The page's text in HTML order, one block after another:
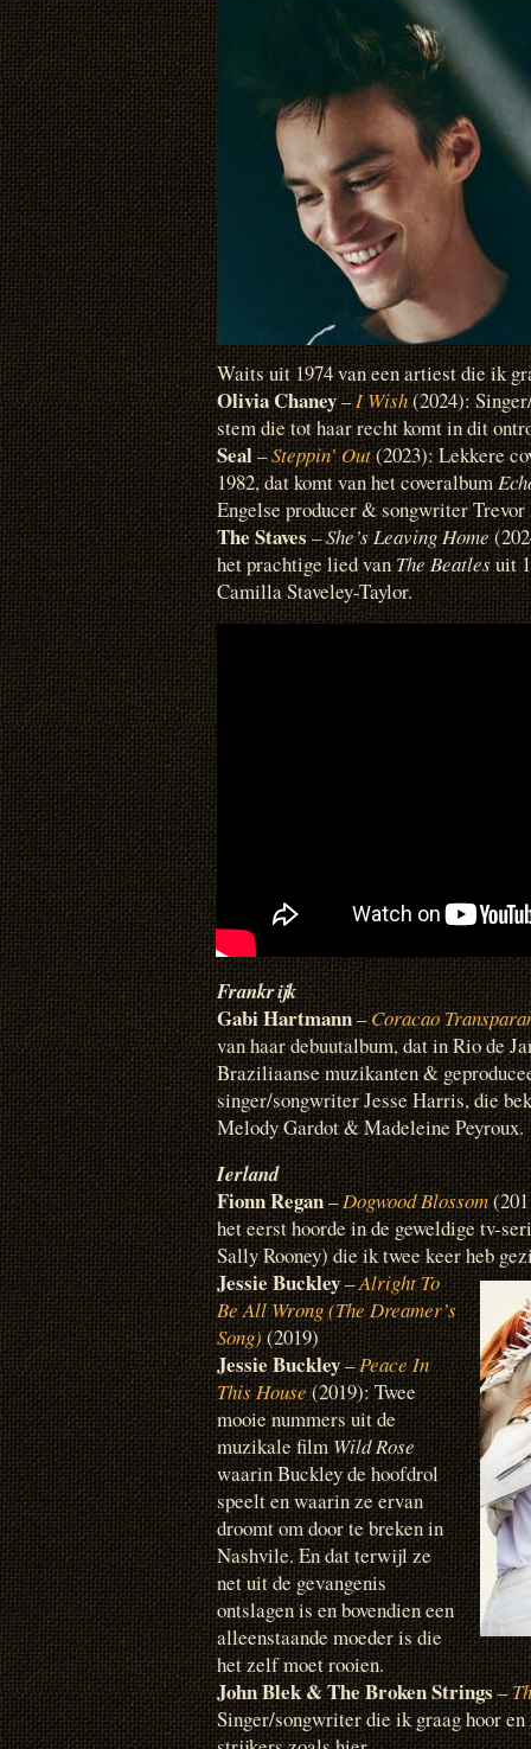
Waits uit 1974 van een artiest die ik
Olivia Chaney–I Wish(2024):
stem die tot haar recht komt in dit
Seal–Steppin’ Out(2023): Lekkere
1982, dat komt van het coveralbum
Engelse producer & songwriter Trevor
The Staves–She’s Leaving Home
het prachtige lied vanThe Beatlesuit
Camilla Staveley-Taylor.
Frankrijk
Gabi Hartmann–Coracao
van haar debuutalbum, dat in Rio de
Braziliaanse muzikanten &
singer/songwriter Jesse Harris, die
Melody Gardot & Madeleine Peyroux.
Ierland
Fionn Regan–Dogwood Blossom
het eerst hoorde in de geweldige tv-
Sally Rooney) die ik twee keer heb
Jessie Buckley–Alright To
Be All Wrong (The Dreamer’s
Song)(2019)
Jessie Buckley–Peace In
This House(2019): Twee
mooie nummers uit de
muzikale filmWild Rose
waarin Buckley de hoofdrol
speelt en waarin ze ervan
droomt om door te breken in
Nashvile. En dat terwijl ze
net uit de gevangenis
ontslagen is en bovendien een
alleenstaande moeder is die
het zelf moet rooien.
John Blek & The Broken Strings–
Singer/songwriter die ik graag hoor